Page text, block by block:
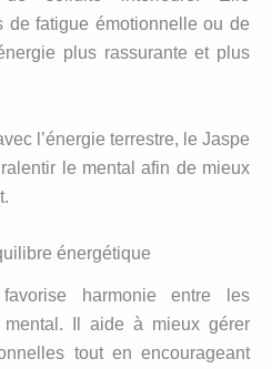
de fatigue émotionnelle ou de
plus rassurante et plus
l’énergie terrestre, le Jaspe
le mental afin de mieux
énergétique
harmonie entre les
Il aide à mieux gérer
tout en encourageant